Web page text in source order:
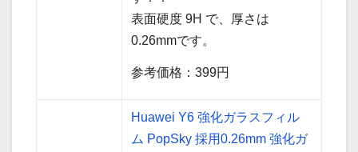
表面硬度 9H で、厚さは
0.26mmです。
参考価格：399円
Huawei Y6 強化ガラスフィル
ム PopSky 採用0.26mm 強化ガ